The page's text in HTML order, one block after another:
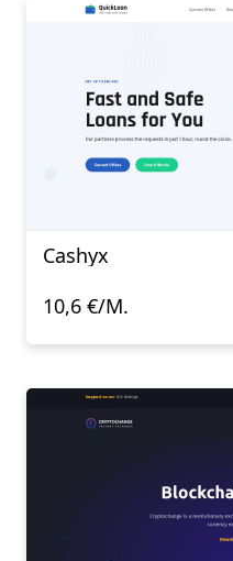
Cashyx
10,6 €/M.